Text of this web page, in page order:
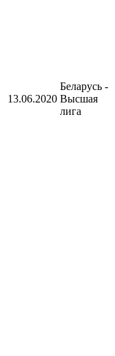
13.06.2020
Беларусь -
Высшая
лига